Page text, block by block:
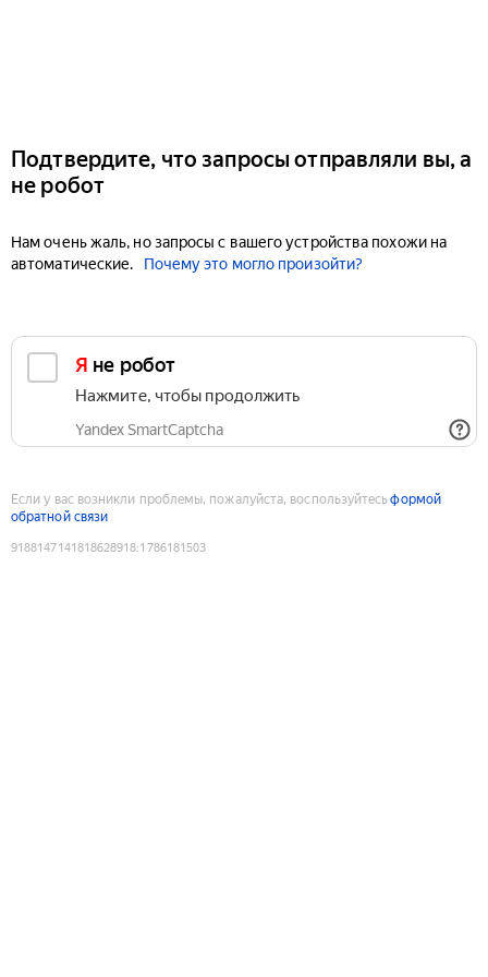
Подтвердите, что запросы отправляли вы, а
не робот
Нам очень жаль, но запросы с вашего устройства похожи на
автоматические.
Почему это могло произойти?
Я не робот
Нажмите, чтобы продолжить
Yandex SmartCaptcha
Если у вас возникли проблемы, пожалуйста, воспользуйтесьформой
обратной связи
9188147141818628918:1786181503